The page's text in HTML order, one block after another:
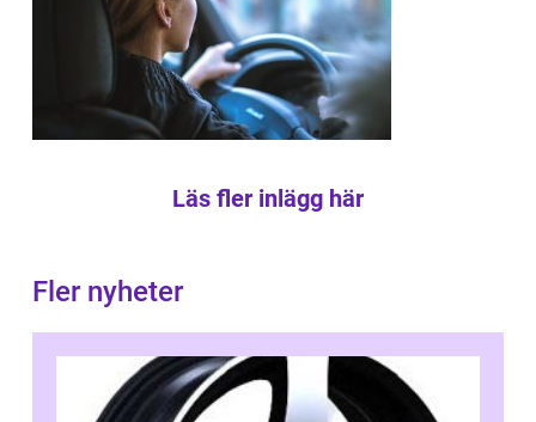
Läs fler inlägg här
Fler nyheter